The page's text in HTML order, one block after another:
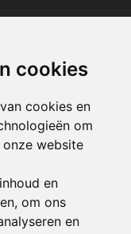
cookies
cookies en
om
website
en
om ons
en